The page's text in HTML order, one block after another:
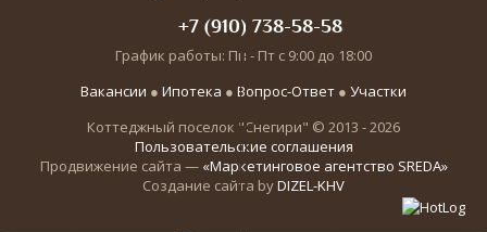
+7 (910) 738-58-58
График работы: Пн - Пт с 9:00 до 18:00
Вакансии ● Ипотека ● Вопрос-Ответ ● Участки
Коттеджный поселок "Снегири" © 2013 - 2026
Пользовательские соглашения
Продвижение сайта — «Маркетинговое агентство SREDA»
Создание сайта byDIZEL-KHV